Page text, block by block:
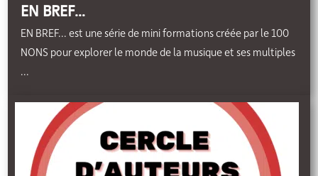
EN BREF…
EN BREF... est une série de mini formations créée par le 100
NONS pour explorer le monde de la musique et ses multiples
...